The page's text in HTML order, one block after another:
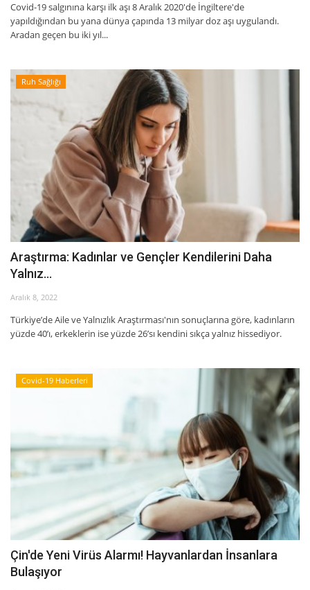
Covid-19 salgınına karşı ilk aşı 8 Aralık 2020'de İngiltere'de
yapıldığından bu yana dünya çapında 13 milyar doz aşı uygulandı.
Aradan geçen bu iki yıl...
Ruh Sağlığı
Araştırma: Kadınlar ve Gençler Kendilerini Daha
Yalnız...
Aralık 8, 2022
Türkiye’de Aile ve Yalnızlık Araştırması'nın sonuçlarına göre, kadınların
yüzde 40’ı, erkeklerin ise yüzde 26’sı kendini sıkça yalnız hissediyor.
Covid-19 Haberleri
Çin'de Yeni Virüs Alarmı! Hayvanlardan İnsanlara
Bulaşıyor